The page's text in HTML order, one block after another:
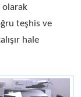
olarak
teşhis ve
hale